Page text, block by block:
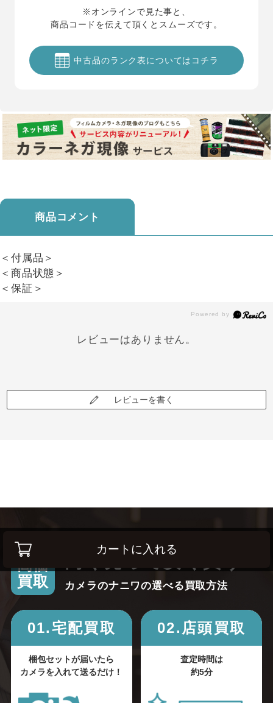
カートに入れる
※オンラインで見た事と、
商品コードを伝えて頂くとスムーズです。
中古品のランク表についてはコチラ
商品コメント
＜付属品＞
＜商品状態＞
＜保証＞
レビューはありません。
レビューを書く
高価
買取
高く売って安く買う！
カメラのナニワの選べる買取方法
01.宅配買取
梱包セットが届いたら
カメラを入れて送るだけ！
02.店頭買取
査定時間は
約5分